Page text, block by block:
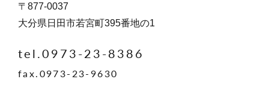
〒877-0037
大分県日田市若宮町395番地の1
tel.0973-23-8386
fax.0973-23-9630